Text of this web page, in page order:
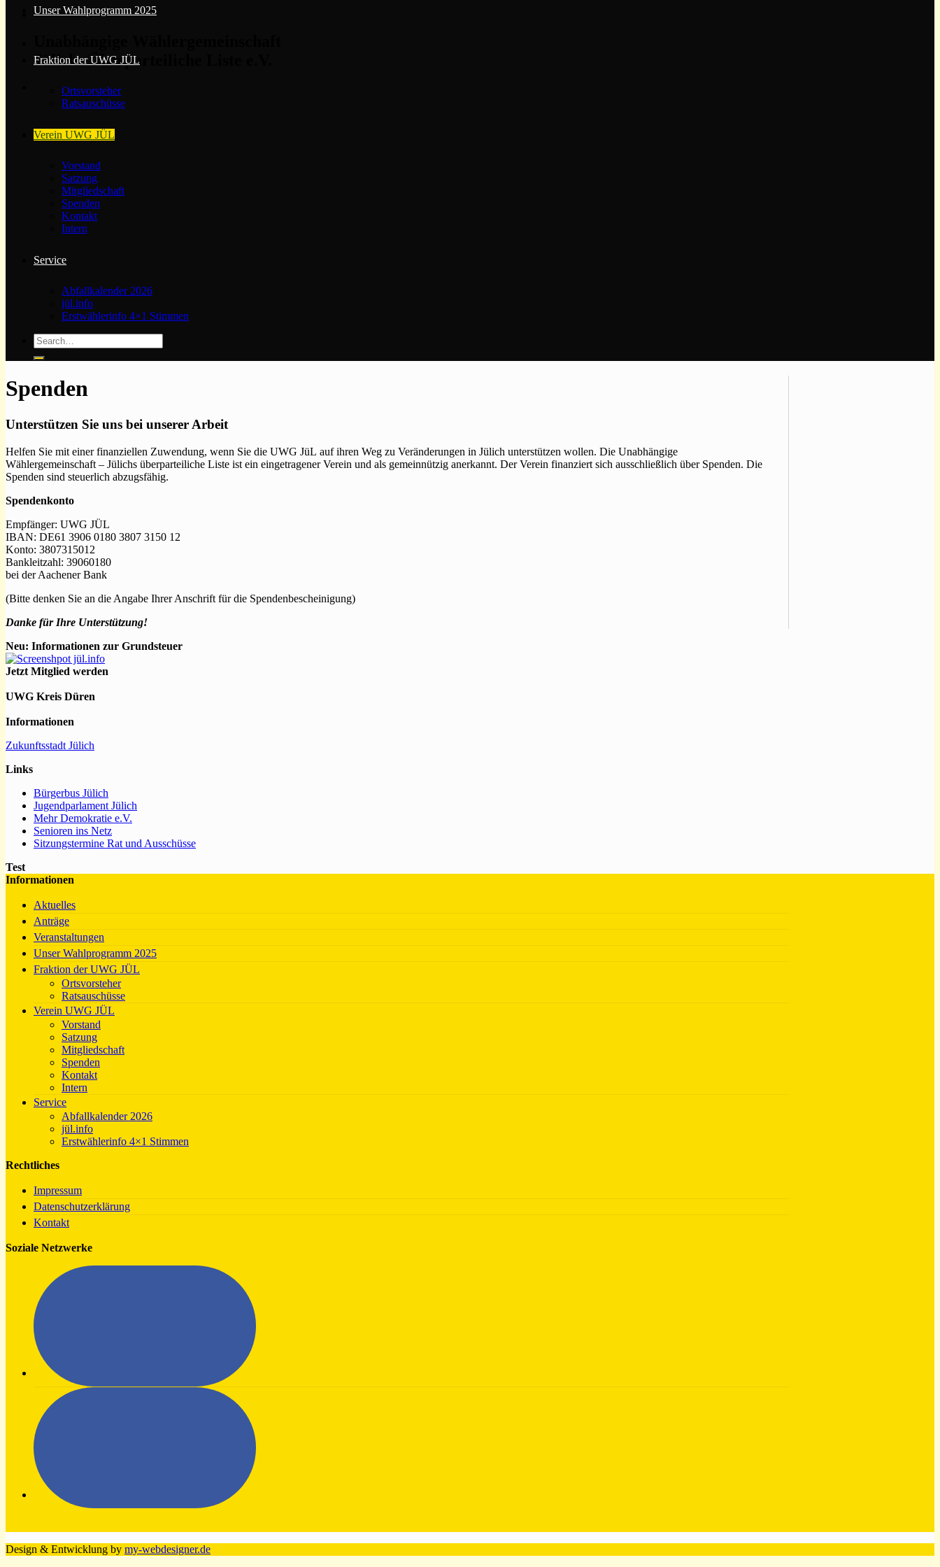
Jülichs Überparteiliche Liste e.V.
Unser Wahlprogramm 2025
Fraktion der UWG JÜL
Ortsvorsteher
Ratsauschüsse
Verein UWG JÜL
Vorstand
Satzung
Mitgliedschaft
Spenden
Kontakt
Intern
Service
Abfallkalender 2026
jül.info
Erstwählerinfo 4×1 Stimmen
Spenden
Unterstützen Sie uns bei unserer Arbeit
Helfen Sie mit einer finanziellen Zuwendung, wenn Sie die UWG JüL auf ihren Weg zu Veränderungen in Jülich unterstützen wollen. Die Unabhängige
Wählergemeinschaft – Jülichs überparteiliche Liste ist ein eingetragener Verein und als gemeinnützig anerkannt. Der Verein finanziert sich ausschließlich über Spenden. Die
Spenden sind steuerlich abzugsfähig.
Spendenkonto
Empfänger: UWG JÜL
IBAN: DE61 3906 0180 3807 3150 12
Konto: 3807315012
Bankleitzahl: 39060180
bei der Aachener Bank
(Bitte denken Sie an die Angabe Ihrer Anschrift für die Spendenbescheinigung)
Danke für Ihre Unterstützung!
Neu: Informationen zur Grundsteuer
Jetzt Mitglied werden
UWG Kreis Düren
Informationen
Zukunftsstadt Jülich
Links
Bürgerbus Jülich
Jugendparlament Jülich
Mehr Demokratie e.V.
Senioren ins Netz
Sitzungstermine Rat und Ausschüsse
Test
Informationen
Aktuelles
Anträge
Veranstaltungen
Unser Wahlprogramm 2025
Fraktion der UWG JÜL
Ortsvorsteher
Ratsauschüsse
Verein UWG JÜL
Vorstand
Satzung
Mitgliedschaft
Spenden
Kontakt
Intern
Service
Abfallkalender 2026
jül.info
Erstwählerinfo 4×1 Stimmen
Rechtliches
Impressum
Datenschutzerklärung
Kontakt
Soziale Netzwerke
Design & Entwicklung by my-webdesigner.de